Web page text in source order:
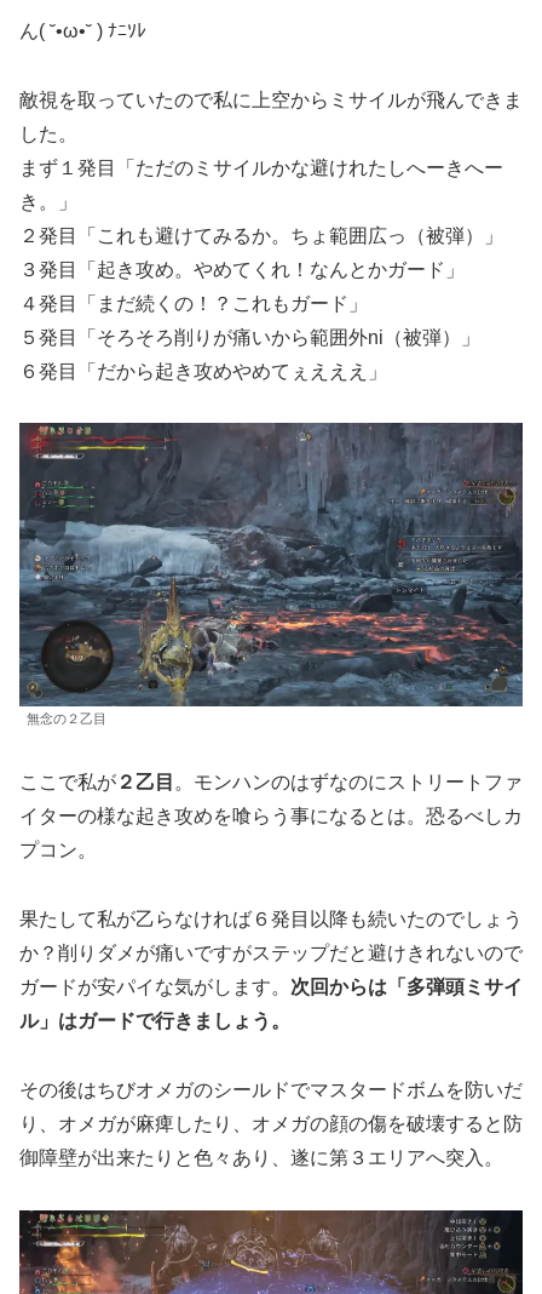
ん( ˘•ω•˘ ) ﾅﾆｿﾚ
敵視を取っていたので私に上空からミサイルが飛んできま
した。
まず１発目「ただのミサイルかな避けれたしへーきへー
き。」
２発目「これも避けてみるか。ちょ範囲広っ（被弾）」
３発目「起き攻め。やめてくれ！なんとかガード」
４発目「まだ続くの！？これもガード」
５発目「そろそろ削りが痛いから範囲外ni（被弾）」
６発目「だから起き攻めやめてぇえええ」
無念の２乙目
ここで私が ２乙目 。モンハンのはずなのにストリートファ
イターの様な起き攻めを喰らう事になるとは。恐るべしカ
プコン。
果たして私が乙らなければ６発目以降も続いたのでしょう
か？削りダメが痛いですがステップだと避けきれないので
ガードが安パイな気がします。 次回からは「多弾頭ミサイ
ル」はガードで行きましょう。
その後はちびオメガのシールドでマスタードボムを防いだ
り、オメガが麻痺したり、オメガの顔の傷を破壊すると防
御障壁が出来たりと色々あり、遂に第３エリアへ突入。